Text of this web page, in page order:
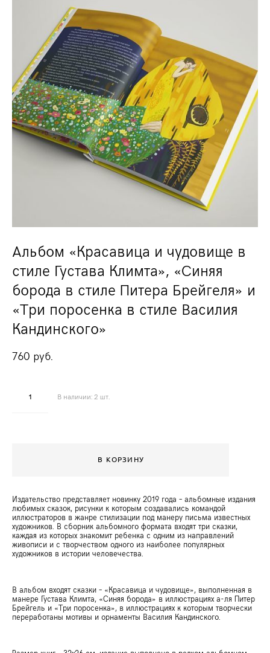
Альбом «Красавица и чудовище в
стиле Густава Климта», «Синяя
борода в стиле Питера Брейгеля» и
«Три поросенка в стиле Василия
Кандинского»
760 pуб.
В наличии: 2 шт.
В КОРЗИНУ
Издательство представляет новинку 2019 года – альбомные издания
любимых сказок, рисунки к которым создавались командой
иллюстраторов в жанре стилизации под манеру письма известных
художников. В сборник альбомного формата входят три сказки,
каждая из которых знакомит ребенка с одним из направлений
живописи и с творчеством одного из наиболее популярных
художников в истории человечества.
В альбом входят сказки – «Красавица и чудовище», выполненная в
манере Густава Климта, «Синяя борода» в иллюстрациях а-ля Питер
Брейгель и «Три поросенка», в иллюстрациях к которым творчески
переработаны мотивы и орнаменты Василия Кандинского.